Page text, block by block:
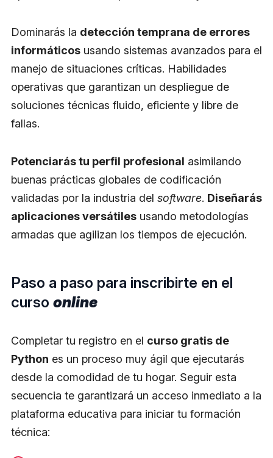
Dominarás la detección temprana de errores
informáticos usando sistemas avanzados para el
manejo de situaciones críticas. Habilidades
operativas que garantizan un despliegue de
soluciones técnicas fluido, eficiente y libre de
fallas.
Potenciarás tu perfil profesional asimilando
buenas prácticas globales de codificación
validadas por la industria del software. Diseñarás
aplicaciones versátiles usando metodologías
armadas que agilizan los tiempos de ejecución.
Paso a paso para inscribirte en el
curso online
Completar tu registro en el curso gratis de
Python es un proceso muy ágil que ejecutarás
desde la comodidad de tu hogar. Seguir esta
secuencia te garantizará un acceso inmediato a la
plataforma educativa para iniciar tu formación
técnica: